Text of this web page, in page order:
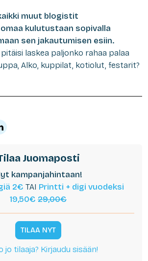
muut blogistit
kulutustaan sopivalla
sen jakautumisen esiin.
laskea paljonko rahaa palaa
Alko, kuppilat, kotiolut, festarit?
Juomaposti
kampanjahintaan!
2€ TAI Printti + digi vuodeksi
19,50€ 29,00€
TILAA NYT
jo tilaaja? Kirjaudu sisään!